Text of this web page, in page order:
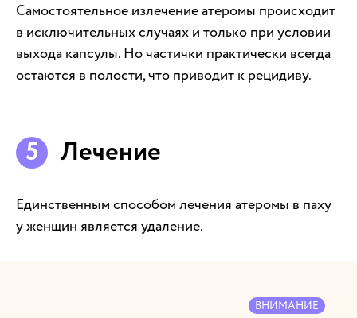
Самостоятельное излечение атеромы происходит
в исключительных случаях и только при условии
выхода капсулы. Но частички практически всегда
остаются в полости, что приводит к рецидиву.
Лечение
Единственным способом лечения атеромы в паху
у женщин является удаление.
ВНИМАНИЕ